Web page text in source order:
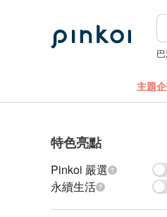
主題
特色亮點
Pinkoi 嚴選
永續生活